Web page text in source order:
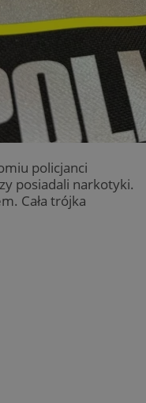
policjanci
posiadali narkotyki.
Cała trójka